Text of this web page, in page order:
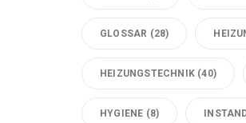
GLOSSAR (28)
HEIZUNGSTECHNIK (40)
HYGIENE (8)